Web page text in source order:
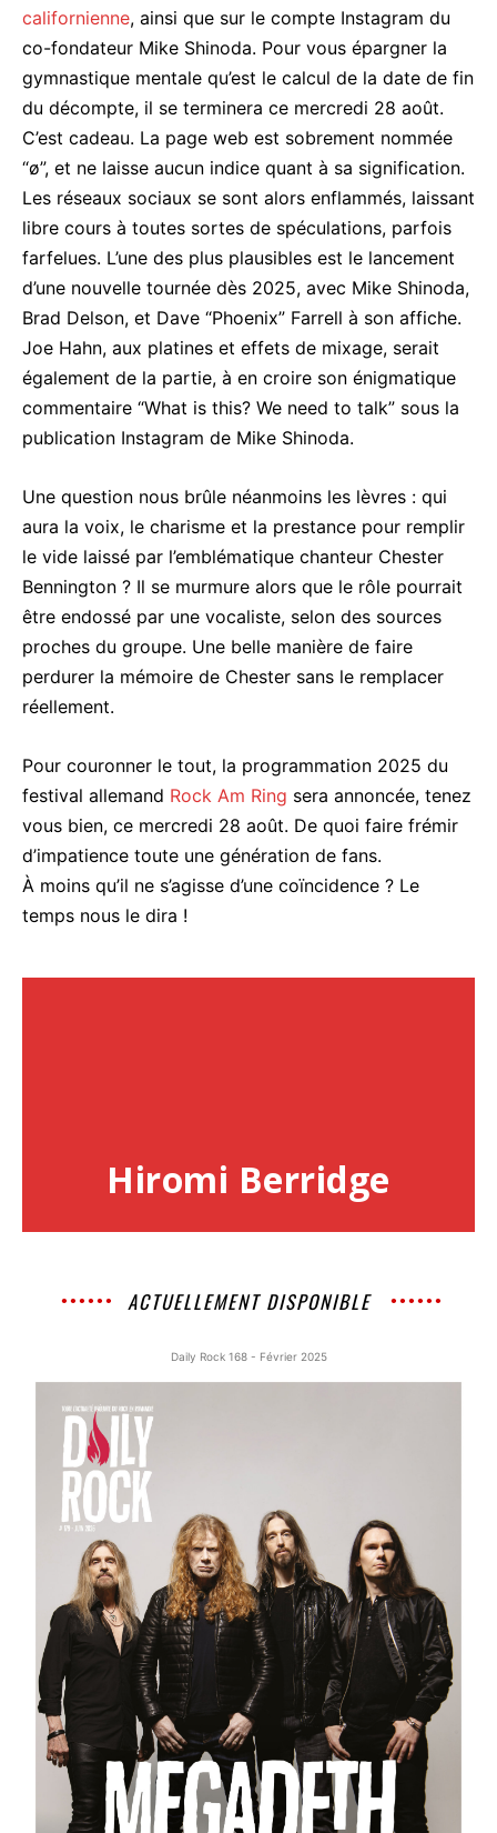
californienne, ainsi que sur le compte Instagram du
co-fondateur Mike Shinoda. Pour vous épargner la
gymnastique mentale qu’est le calcul de la date de fin
du décompte, il se terminera ce mercredi 28 août.
C’est cadeau. La page web est sobrement nommée
“ø”, et ne laisse aucun indice quant à sa signification.
Les réseaux sociaux se sont alors enflammés, laissant
libre cours à toutes sortes de spéculations, parfois
farfelues. L’une des plus plausibles est le lancement
d’une nouvelle tournée dès 2025, avec Mike Shinoda,
Brad Delson, et Dave “Phoenix” Farrell à son affiche.
Joe Hahn, aux platines et effets de mixage, serait
également de la partie, à en croire son énigmatique
commentaire “What is this? We need to talk” sous la
publication Instagram de Mike Shinoda.
Une question nous brûle néanmoins les lèvres : qui
aura la voix, le charisme et la prestance pour remplir
le vide laissé par l’emblématique chanteur Chester
Bennington ? Il se murmure alors que le rôle pourrait
être endossé par une vocaliste, selon des sources
proches du groupe. Une belle manière de faire
perdurer la mémoire de Chester sans le remplacer
réellement.
Pour couronner le tout, la programmation 2025 du
festival allemand Rock Am Ring sera annoncée, tenez
vous bien, ce mercredi 28 août. De quoi faire frémir
d’impatience toute une génération de fans.
À moins qu’il ne s’agisse d’une coïncidence ? Le
temps nous le dira !
Hiromi Berridge
ACTUELLEMENT DISPONIBLE
Daily Rock 168 - Février 2025